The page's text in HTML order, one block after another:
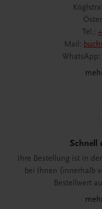
Tel.:
Mail:
WhatsApp:
Schnell
Ihre Bestellung ist in
bei Ihnen (innerhalb
Bestellwert